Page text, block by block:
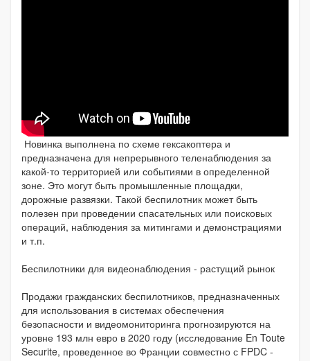
Новинка выполнена по схеме гексакоптера и
предназначена для непрерывного теленаблюдения за
какой-то территорией или событиями в определенной
зоне. Это могут быть промышленные площадки,
дорожные развязки. Такой беспилотник может быть
полезен при проведении спасательных или поисковых
операций, наблюдения за митингами и демонстрациями
и т.п.
Беспилотники для видеонаблюдения - растущий рынок
Продажи гражданских беспилотников, предназначенных
для использования в системах обеспечения
безопасности и видеомониторинга прогнозируются на
уровне 193 млн евро в 2020 году (исследование En Toute
Securite, проведенное во Франции совместно с FPDC -